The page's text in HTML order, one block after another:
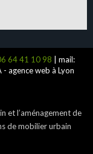
64 41 10 98 | mail:
- agence web à Lyon
et l’aménagement de
de mobilier urbain